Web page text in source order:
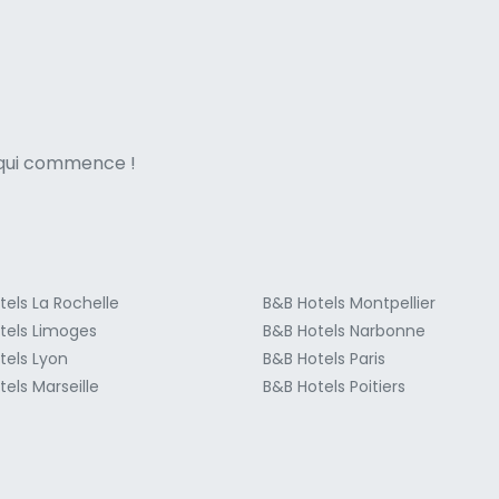
commence !
La Rochelle
Limoges
Lyon
Marseille
B&B Hotels Montpellier
B&B Hotels Narbonne
B&B Hotels Paris
B&B Hotels Poitiers